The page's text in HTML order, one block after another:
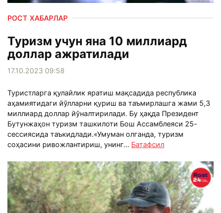
РОСТ ХАБАРЛАР
Туризм учун яна 10 миллиард
доллар ажратилади
17.10.2023 09:58
Туристларга қулайлик яратиш мақсадида республика
аҳамиятидаги йўлларни қуриш ва таъмирлашга жами 5,3
миллиард доллар йўналтирилади. Бу ҳақда Президент
Бутунжаҳон туризм ташкилоти Бош Ассамблеяси 25-
сессиясида таъкидлади.«Умуман олганда, туризм
соҳасини ривожлантириш, унинг... Батафсил